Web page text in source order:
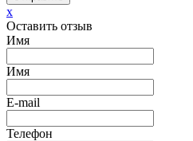
x
Оставить отзыв
Имя
Имя
E-mail
Телефон